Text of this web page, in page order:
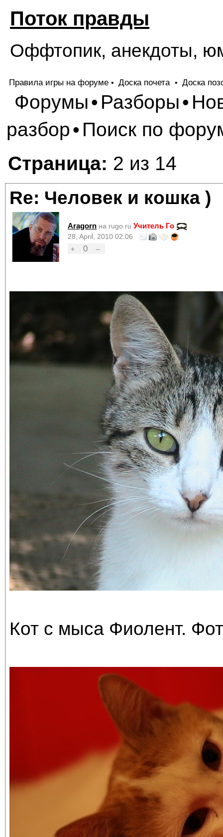
Поток правды
Оффтопик, анекдоты,
Правила игры на форуме • Доска почета • Доска
Форумы• Разборы•
разбор• Поиск по
Страница: 2 из 14
Re: Человек и кошка )
Aragorn на rugo.ru Учитель Го
28, April, 2010 02:06
+
0 –
Кот с мыса Фиолент.